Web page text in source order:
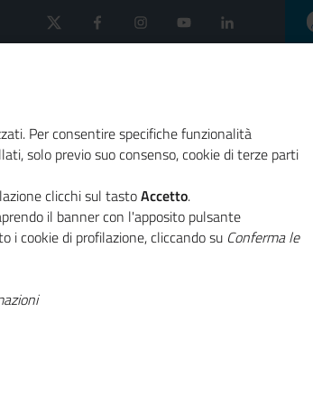
2020
Ti
Per consentire specifiche funzionalità
solo previo suo consenso, cookie di terze parti
clicchi sul tastoAccetto.
il banner con l'apposito pulsante
i cookie di profilazione, cliccando su Conferma le